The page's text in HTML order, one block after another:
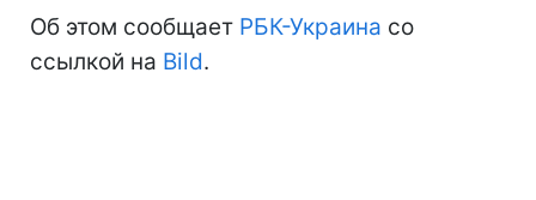
Об этом сообщает РБК-Украина со
ссылкой на Bild.